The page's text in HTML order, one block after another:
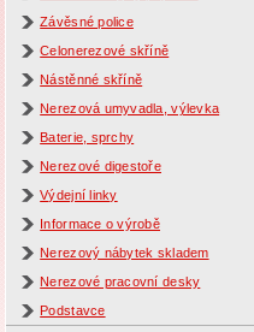
Závěsné police
Celonerezové skříně
Nástěnné skříně
Nerezová umyvadla, výlevka
Baterie, sprchy
Nerezové digestoře
Výdejní linky
Informace o výrobě
Nerezový nábytek skladem
Nerezové pracovní desky
Podstavce